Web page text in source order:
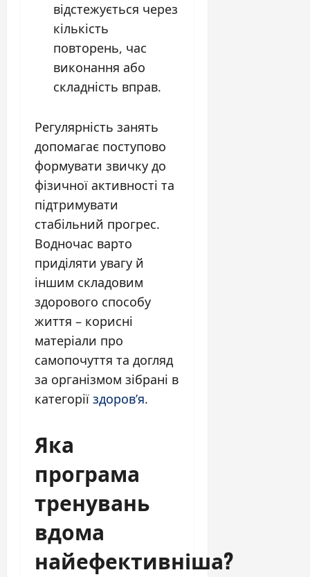
відстежується через
кількість
повторень, час
виконання або
складність вправ.
Регулярність занять
допомагає поступово
формувати звичку до
фізичної активності та
підтримувати
стабільний прогрес.
Водночас варто
приділяти увагу й
іншим складовим
здорового способу
життя – корисні
матеріали про
самопочуття та догляд
за організмом зібрані в
категорії здоров’я.
Яка
програма
тренувань
вдома
найефективніша?